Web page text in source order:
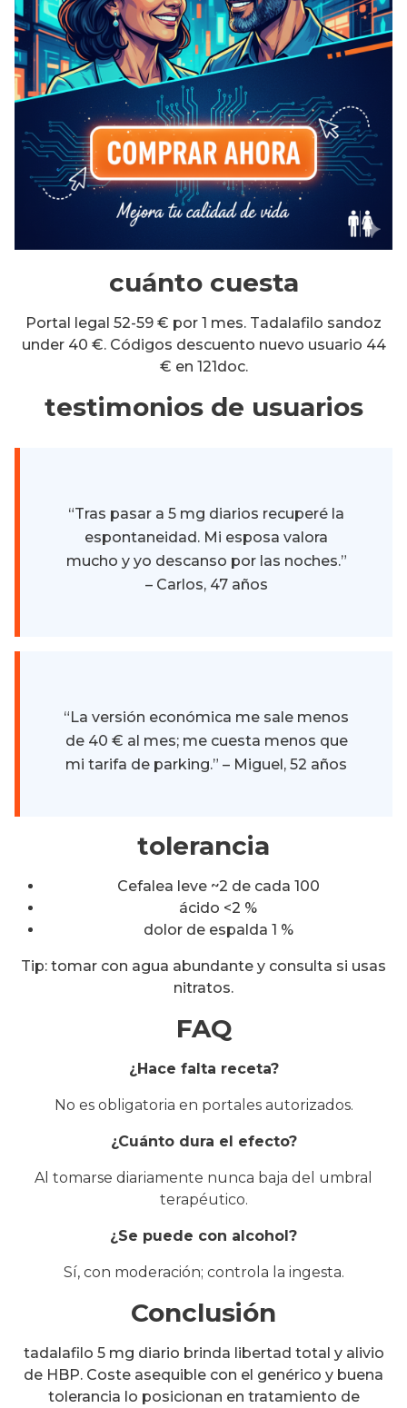
cuánto cuesta
Portal legal 52-59 € por 1 mes. Tadalafilo sandoz
under 40 €. Códigos descuento nuevo usuario 44
€ en 121doc.
testimonios de usuarios
“Tras pasar a 5 mg diarios recuperé la
espontaneidad. Mi esposa valora
mucho y yo descanso por las noches.”
– Carlos, 47 años
“La versión económica me sale menos
de 40 € al mes; me cuesta menos que
mi tarifa de parking.” – Miguel, 52 años
tolerancia
Cefalea leve ~2 de cada 100
ácido <2 %
dolor de espalda 1 %
Tip: tomar con agua abundante y consulta si usas
nitratos.
FAQ
¿Hace falta receta?
No es obligatoria en portales autorizados.
¿Cuánto dura el efecto?
Al tomarse diariamente nunca baja del umbral
terapéutico.
¿Se puede con alcohol?
Sí, con moderación; controla la ingesta.
Conclusión
tadalafilo 5 mg diario brinda libertad total y alivio
de HBP. Coste asequible con el genérico y buena
tolerancia lo posicionan en tratamiento de